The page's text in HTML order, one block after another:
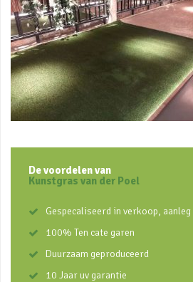
De voordelen van
Kunstgras van der Poel
Gespecaliseerd in verkoop,
100% Ten cate garen
Duurzaam geproduceerd
10 Jaar uv garantie